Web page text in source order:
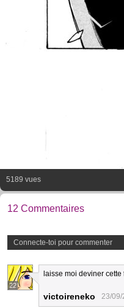
5189 vues
12 Commentaires
Connecte-toi pour commenter
22
laisse moi deviner
victoireneko 23/09/